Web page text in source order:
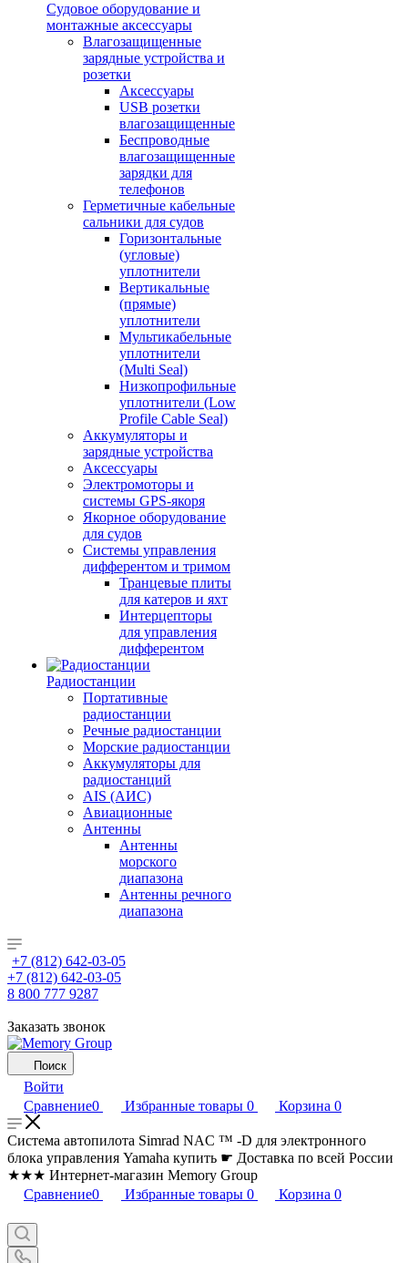
Судовое оборудование и
монтажные аксессуары
Влагозащищенные
зарядные устройства и
розетки
Аксессуары
USB розетки
влагозащищенные
Беспроводные
влагозащищенные
зарядки для
телефонов
Герметичные кабельные
сальники для судов
Горизонтальные
(угловые)
уплотнители
Вертикальные
(прямые)
уплотнители
Мультикабельные
уплотнители
(Multi Seal)
Низкопрофильные
уплотнители (Low
Profile Cable Seal)
Аккумуляторы и
зарядные устройства
Аксессуары
Электромоторы и
системы GPS-якоря
Якорное оборудование
для судов
Системы управления
дифферентом и тримом
Транцевые плиты
для катеров и яхт
Интерцепторы
для управления
дифферентом
Радиостанции
Портативные
радиостанции
Речные радиостанции
Морские радиостанции
Аккумуляторы для
радиостанций
AIS (АИС)
Авиационные
Антенны
Антенны
морского
диапазона
Антенны речного
диапазона
+7 (812) 642-03-05
+7 (812) 642-03-05
8 800 777 9287
Заказать звонок
Поиск
Войти
Сравнение0 Избранные товары 0 Корзина 0
Система автопилота Simrad NAC ™ -D для электронного
блока управления Yamaha купить ☛ Доставка по всей России
★★★ Интернет-магазин Memory Group
Сравнение0 Избранные товары 0 Корзина 0